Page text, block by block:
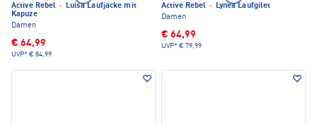
Active Rebel ·
Luisa Laufjacke mit
Kapuze
Damen
€ 64,99
UVP* € 84,99
Active Rebel ·
Lynea Laufgilet
Damen
€ 64,99
UVP* € 79,99